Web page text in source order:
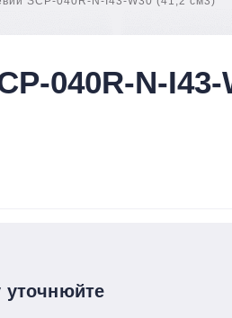
040R-N-I43-
уточнюйте